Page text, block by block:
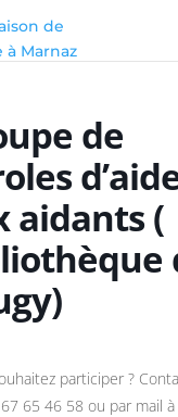
de
aidants (
participer ?
65 46 58 ou par mail à